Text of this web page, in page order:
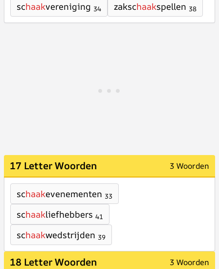
schaakvereniging 34 zakschaakspellen 38
17 Letter Woorden 3 Woorden
schaakevenementen 33
schaakliefhebbers 41
schaakwedstrijden 39
18 Letter Woorden 3 Woorden